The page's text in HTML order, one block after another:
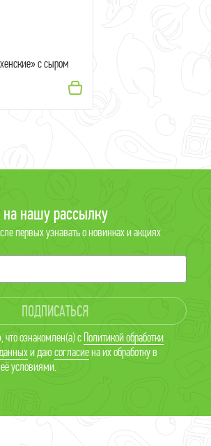
с сыром
нашу рассылку
первых узнавать о новинках и акциях
ПОДПИСАТЬСЯ
ознакомлен(а) с Политикой обработки
и даю согласиена их обработку в
условиями.